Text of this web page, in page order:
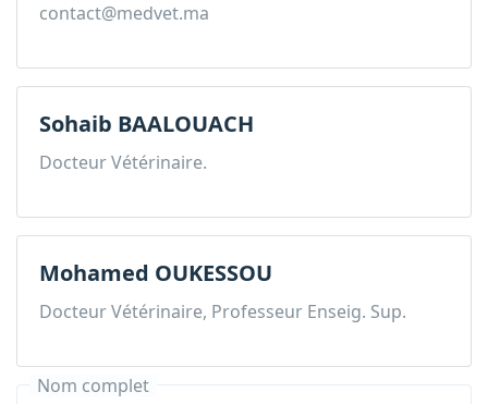
contact@medvet.ma
Sohaib BAALOUACH
Docteur Vétérinaire.
Mohamed OUKESSOU
Docteur Vétérinaire, Professeur Enseig. Sup.
Nom complet